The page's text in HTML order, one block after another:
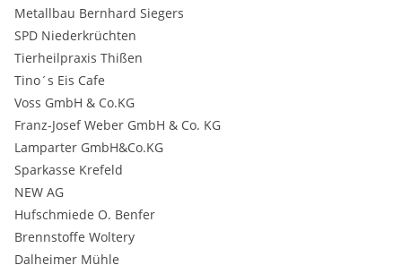
Metallbau Bernhard Siegers
SPD Niederkrüchten
Tierheilpraxis Thißen
Tino´s Eis Cafe
Voss GmbH & Co.KG
Franz-Josef Weber GmbH & Co. KG
Lamparter GmbH&Co.KG
Sparkasse Krefeld
NEW AG
Hufschmiede O. Benfer
Brennstoffe Woltery
Dalheimer Mühle